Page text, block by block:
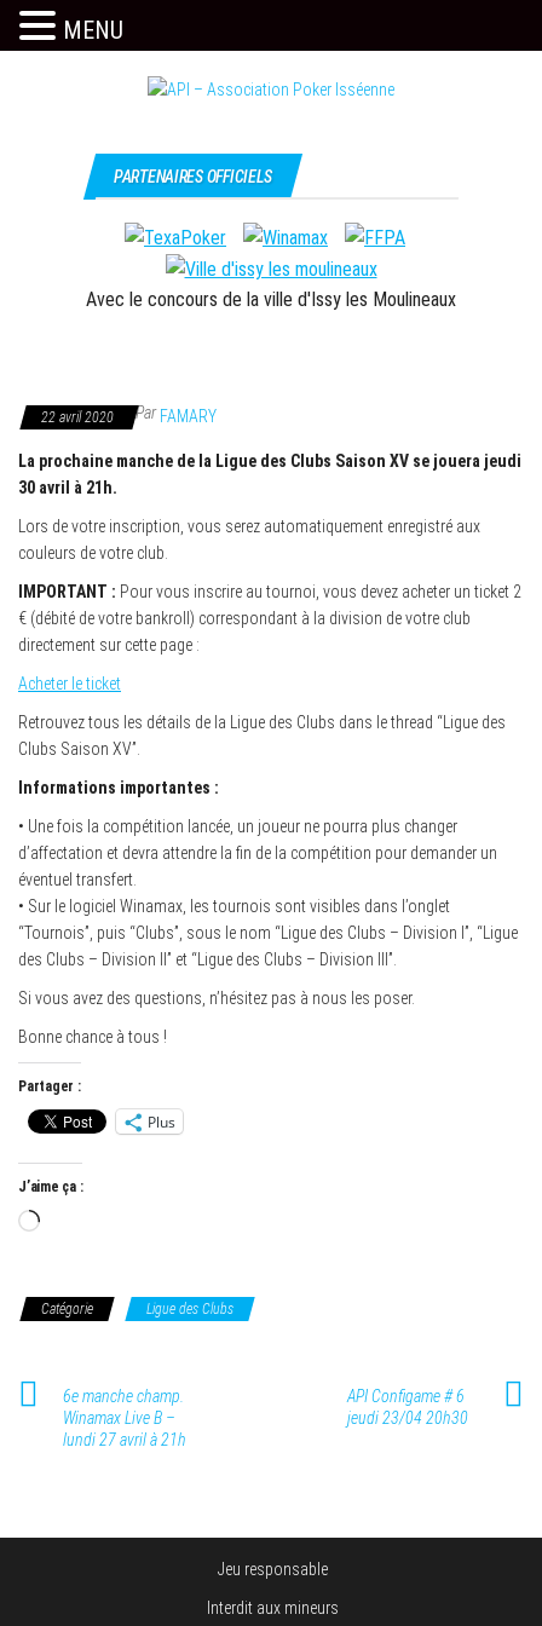
Association
Isséenne
c'est
l'API
PARTENAIRES OFFICIELS
Avec le concours de la ville d'Issy les Moulineaux
22 avril 2020 ParFAMARY
La prochaine manche de la Ligue des Clubs Saison XV se jouera jeudi
30 avril à 21h.
Lors de votre inscription, vous serez automatiquement enregistré aux
couleurs de votre club.
IMPORTANT : Pour vous inscrire au tournoi, vous devez acheter un ticket 2
€ (débité de votre bankroll) correspondant à la division de votre club
directement sur cette page :
Acheter le ticket
Retrouvez tous les détails de la Ligue des Clubs dans le thread “Ligue des
Clubs Saison XV”.
Informations importantes :
• Une fois la compétition lancée, un joueur ne pourra plus changer
d’affectation et devra attendre la fin de la compétition pour demander un
éventuel transfert.
• Sur le logiciel Winamax, les tournois sont visibles dans l’onglet
“Tournois”, puis “Clubs”, sous le nom “Ligue des Clubs – Division I”, “Ligue
des Clubs – Division II” et “Ligue des Clubs – Division III”.
Si vous avez des questions, n’hésitez pas à nous les poser.
Bonne chance à tous !
Partager :
Plus
J’aime ça :
Chargement…
Catégorie Ligue des Clubs
6e manche champ.
Winamax Live B –
lundi 27 avril à 21h
API Configame # 6
jeudi 23/04 20h30
Jeu responsable
Interdit aux mineurs
MENU